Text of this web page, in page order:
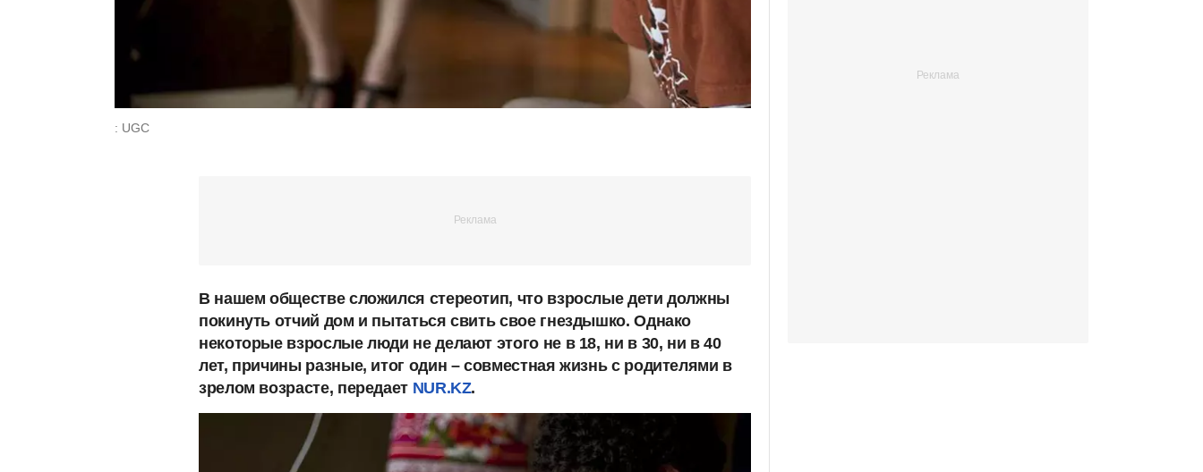
: UGC
В нашем обществе сложился стереотип, что взрослые дети должны
покинуть отчий дом и пытаться свить свое гнездышко. Однако
некоторые взрослые люди не делают этого не в 18, ни в 30, ни в 40
лет, причины разные, итог один – совместная жизнь с родителями в
зрелом возрасте, передает NUR.KZ.